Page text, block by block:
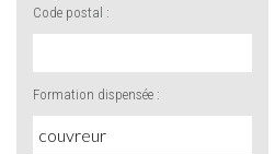
Code postal :
Formation dispensée :